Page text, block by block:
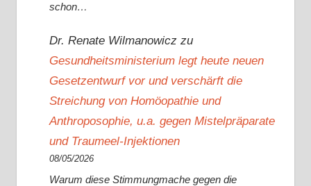
schon…
Dr. Renate Wilmanowiczzu
Gesundheitsministerium legt heute neuen
Gesetzentwurf vor und verschärft die
Streichung von Homöopathie und
Anthroposophie, u.a. gegen Mistelpräparate
und Traumeel-Injektionen
08/05/2026
Warum diese Stimmungmache gegen die